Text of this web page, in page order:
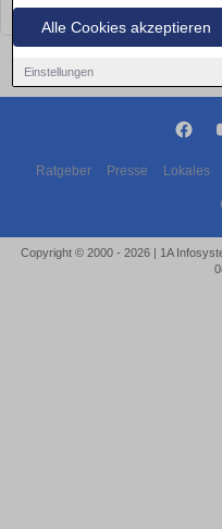
Alle Cookies akzeptieren
Einstellungen
bald wieder vorbei!
Ratgeber Presse Lokales
Copyright © 2000 - 2026 | 1A